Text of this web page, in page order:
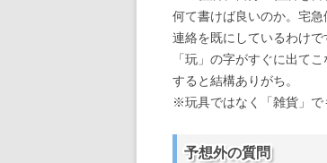
何て書けば良いのか。宅
連絡を既にしているわけ
「玩」の字がすぐに出て
すると結構ありがち。
※玩具ではなく「雑貨」で
予想外の質問